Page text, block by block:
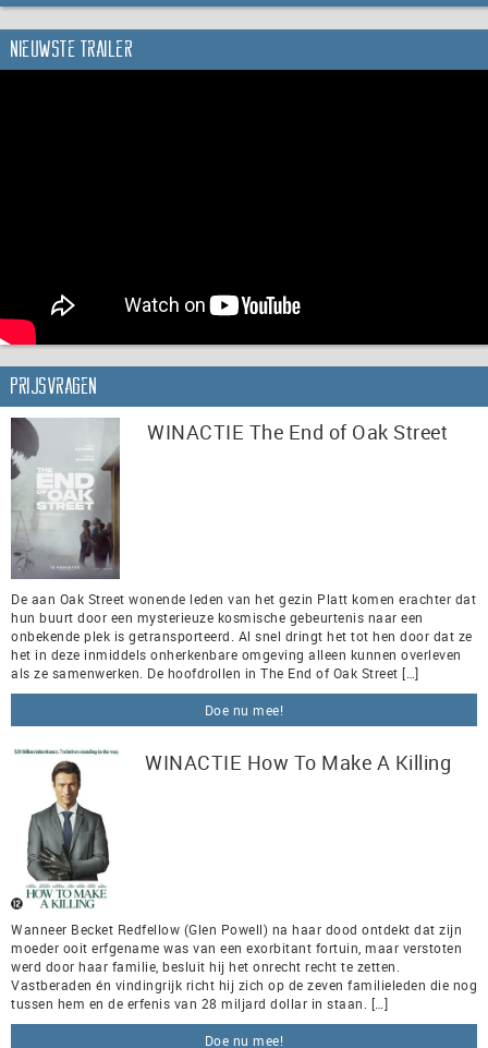
Nieuwste trailer
Prijsvragen
WINACTIE The End of Oak Street
De aan Oak Street wonende leden van het gezin Platt komen erachter dat
hun buurt door een mysterieuze kosmische gebeurtenis naar een
onbekende plek is getransporteerd. Al snel dringt het tot hen door dat ze
het in deze inmiddels onherkenbare omgeving alleen kunnen overleven
als ze samenwerken. De hoofdrollen in The End of Oak Street […]
Doe nu mee!
WINACTIE How To Make A Killing
Wanneer Becket Redfellow (Glen Powell) na haar dood ontdekt dat zijn
moeder ooit erfgename was van een exorbitant fortuin, maar verstoten
werd door haar familie, besluit hij het onrecht recht te zetten.
Vastberaden én vindingrijk richt hij zich op de zeven familieleden die nog
tussen hem en de erfenis van 28 miljard dollar in staan. […]
Doe nu mee!